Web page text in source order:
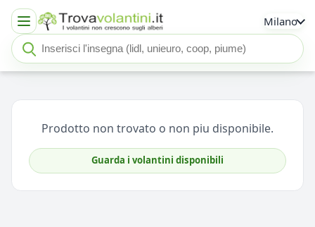
Milano
Cerca insegna o negozio
Seleziona un'insegna
Prodotto non trovato o non piu disponibile.
Guarda i volantini disponibili